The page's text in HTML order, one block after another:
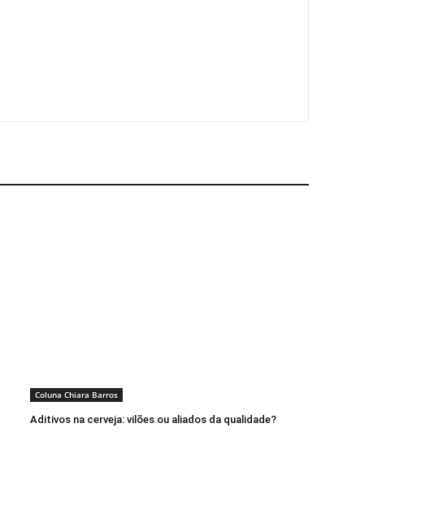
Coluna Chiara Barros
Aditivos na cerveja: vilões ou aliados da qualidade?